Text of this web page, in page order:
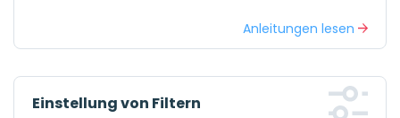
Anleitungen lesen
Einstellung von Filtern